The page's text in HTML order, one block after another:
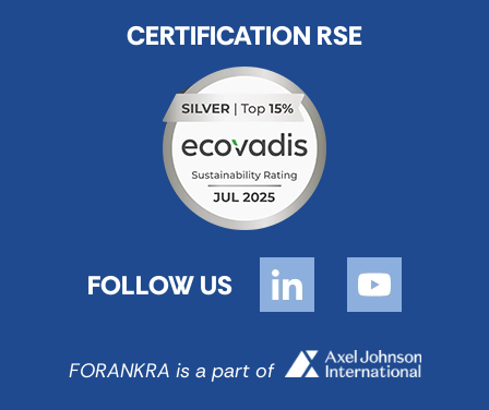
CERTIFICATION RSE
FOLLOW US
FORANKRA is a part of